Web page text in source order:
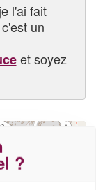
l'ai fait
un
et soyez
?